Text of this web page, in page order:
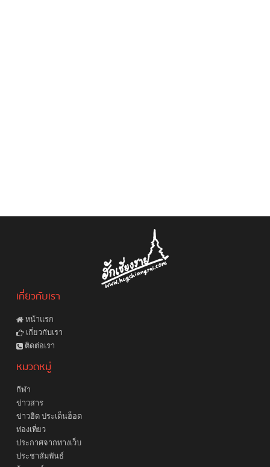
เกี่ยวกับเรา
หน้าแรก
เกี่ยวกับเรา
ติดต่อเรา
หมวดหมู่
กีฬา
ข่าวสาร
ข่าวฮิต ประเด็นฮ็อต
ท่องเที่ยว
ประกาศจากทางเว็บ
ประชาสัมพันธ์